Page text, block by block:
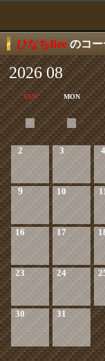
ひなちBee のコ
2026 08
SUN MON
2 3 4
9 10
16 17
23 24
30 31